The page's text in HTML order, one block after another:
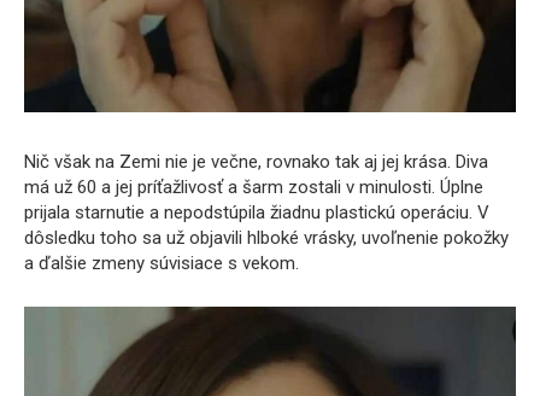
Nič však na Zemi nie je večne, rovnako tak aj jej krása. Diva
má už 60 a jej príťažlivosť a šarm zostali v minulosti. Úplne
prijala starnutie a nepodstúpila žiadnu plastickú operáciu. V
dôsledku toho sa už objavili hlboké vrásky, uvoľnenie pokožky
a ďalšie zmeny súvisiace s vekom.